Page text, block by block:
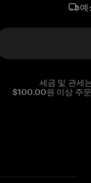
예
세금 및 관세
$100.00원 이상 주